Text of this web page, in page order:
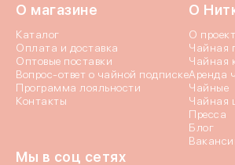
О магазине
Каталог
Оплата и доставка
Оптовые поставки
Вопрос-ответ о чайной подписке
Программа лояльности
Контакты
О
О
Чайная
Чайная
Аренда
Чайные
Чайная
Пресса
Блог
Мы в соц сетях